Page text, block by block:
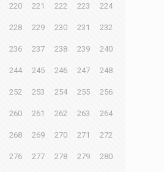
220 221 222 223 224
228 229 230 231 232
236 237 238 239 240
244 245 246 247 248
252 253 254 255 256
260 261 262 263 264
268 269 270 271 272
276 277 278 279 280